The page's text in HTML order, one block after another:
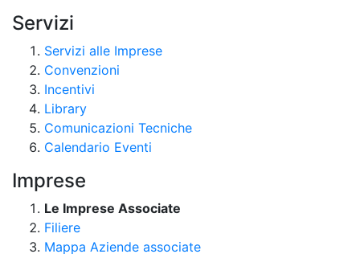
Servizi
Servizi alle Imprese
Convenzioni
Incentivi
Library
Comunicazioni Tecniche
Calendario Eventi
Imprese
Le Imprese Associate
Filiere
Mappa Aziende associate